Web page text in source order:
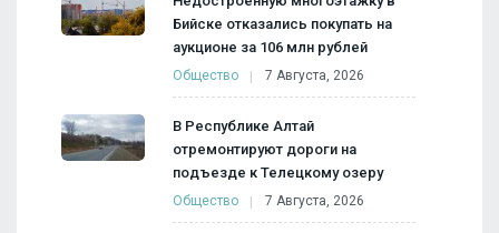
Бийске отказались покупать на
аукционе за 106 млн рублей
Общество 7 Августа, 2026
В Республике Алтай
отремонтируют дороги на
подъезде к Телецкому озеру
Общество 7 Августа, 2026